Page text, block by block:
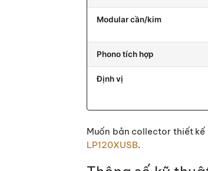
Modular cần/kim
Phono tích hợp
Định vị
Muốn bản collector thiết
LP120XUSB.